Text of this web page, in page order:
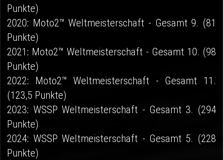
Punkte)
2020: Moto2™ Weltmeisterschaft - Gesamt 9. (81
Punkte)
2021: Moto2™ Weltmeisterschaft - Gesamt 10. (98
Punkte)
2022: Moto2™ Weltmeisterschaft - Gesamt 11.
(123,5 Punkte)
2023: WSSP Weltmeisterschaft - Gesamt 3. (294
Punkte)
2024: WSSP Weltmeisterschaft - Gesamt 5. (228
Punkte)